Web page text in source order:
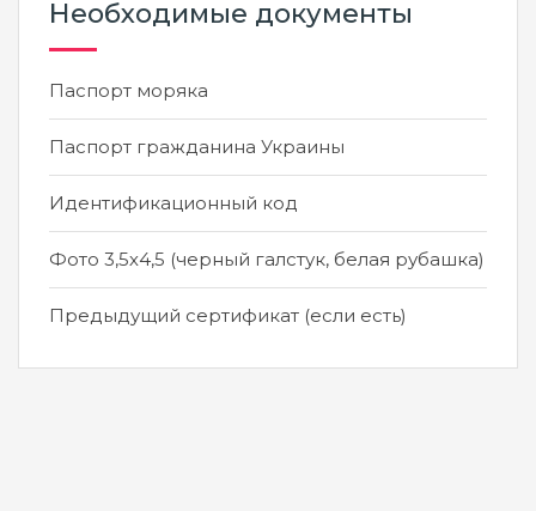
Необходимые документы
Паспорт моряка
Паспорт гражданина Украины
Идентификационный код
Фото 3,5х4,5 (черный галстук, белая рубашка)
Предыдущий сертификат (если есть)